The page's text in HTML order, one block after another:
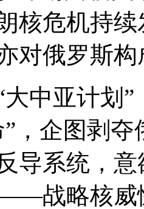
核危机持
对俄罗斯
中亚计划
，企图剥
导系统，
战略核威